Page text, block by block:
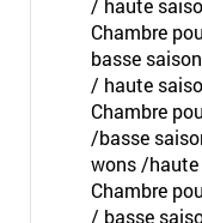
/ haute
Chambre
basse
/ haute
Chambre
/basse
wons /haute
Chambre
/ basse